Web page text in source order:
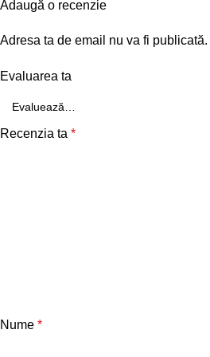
Adaugă o recenzie
Adresa ta de email nu va fi publicată.
Evaluarea ta
Recenzia ta *
Nume *